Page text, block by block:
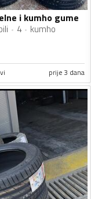
i kumho gume
4 kumho
prije 3 dana